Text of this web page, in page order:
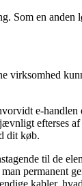
Som en
virksomhed
e-
efterses
dit køb.
til de
permanent
kabler,